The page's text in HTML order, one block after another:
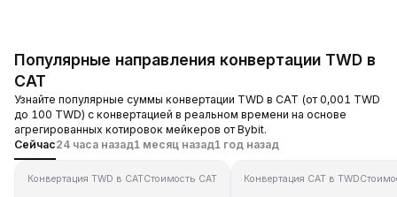
Популярные направления конвертации TWD в
CAT
Узнайте популярные суммы конвертации TWD в CAT (от 0,001 TWD
до 100 TWD) с конвертацией в реальном времени на основе
агрегированных котировок мейкеров от Bybit.
Сейчас24 часа назад1 месяц назад1 год назад
Конвертация TWD в CATСтоимость CAT Конвертация CAT в TWD